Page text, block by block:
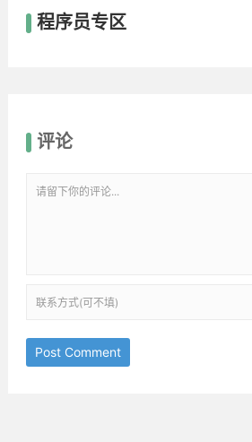
程序员专区
评论
Post Comment